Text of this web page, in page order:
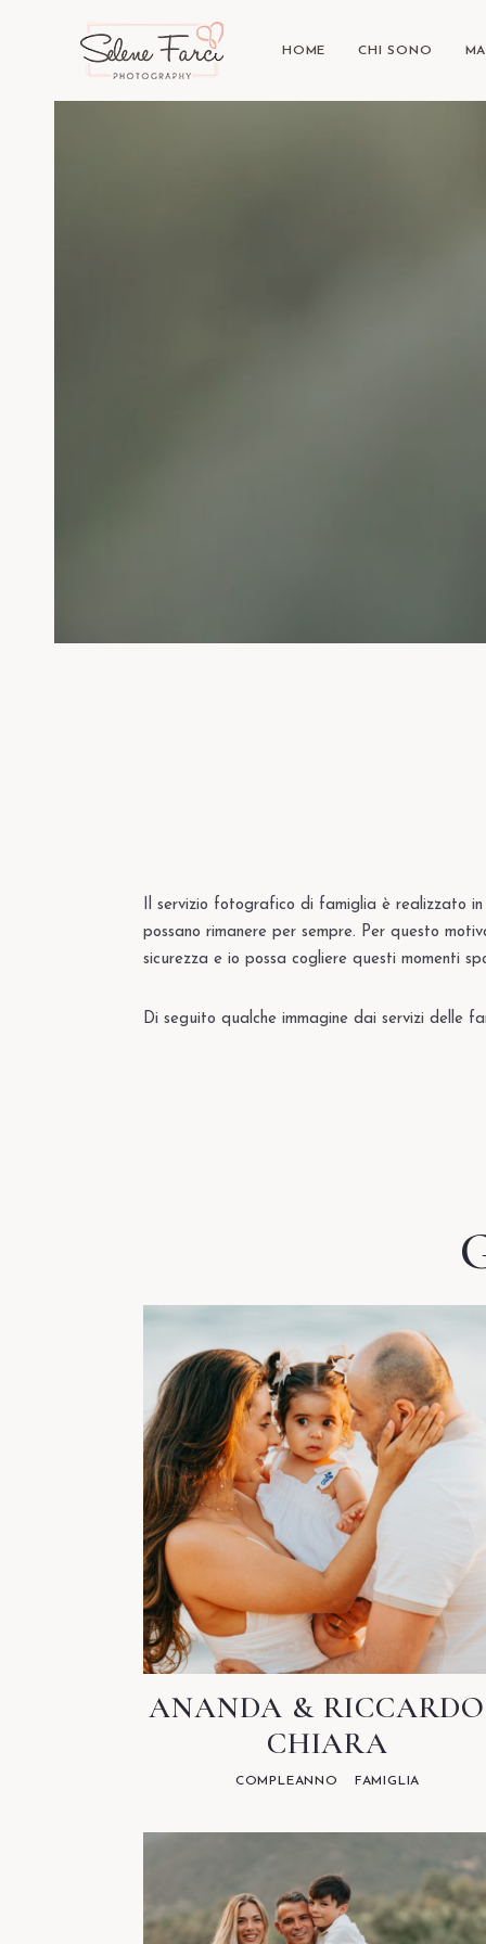
HOME CHI SONO
Il servizio fotografico di famiglia è realizzato in
possano rimanere per sempre. Per questo
sicurezza e io possa cogliere questi momenti
Di seguito qualche immagine dai servizi delle
ANANDA &
CHIARA
COMPLEANNO FAMIGLIA